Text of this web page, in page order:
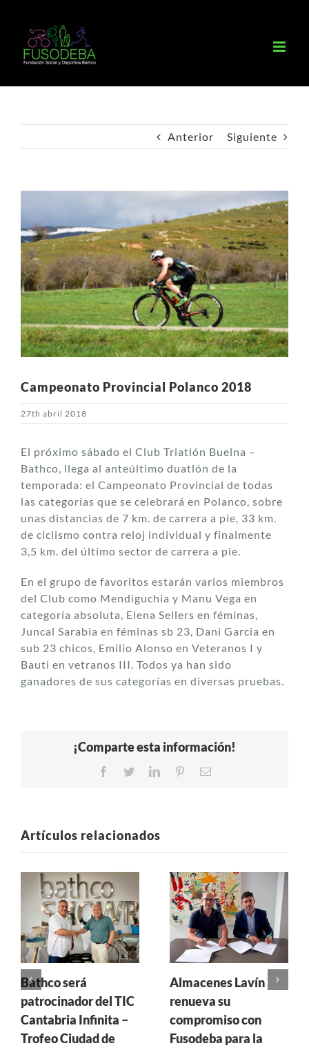
contenido
Anterior Siguiente
Campeonato Provincial Polanco 2018
27th abril 2018
El próximo sábado el Club Triatlón Buelna –
Bathco, llega al anteúltimo duatlón de la
temporada: el Campeonato Provincial de todas
las categorías que se celebrará en Polanco, sobre
unas distancias de 7 km. de carrera a pie, 33 km.
de ciclismo contra reloj individual y finalmente
3,5 km. del último sector de carrera a pie.
En el grupo de favoritos estarán varios miembros
del Club como Mendiguchia y Manu Vega en
categoría absoluta, Elena Sellers en féminas,
Juncal Sarabia en féminas sb 23, Dani Garcia en
sub 23 chicos, Emilio Alonso en Veteranos I y
Bauti en vetranos III. Todos ya han sido
ganadores de sus categorías en diversas pruebas.
¡Comparte esta información!
Facebook
TwitterLinkedInPinterestCorreo
Artículos relacionados
Bathco será
patrocinador del TIC
Cantabria Infinita –
Trofeo Ciudad de
Almacenes Lavín
renueva su
compromiso con
Fusodeba para la